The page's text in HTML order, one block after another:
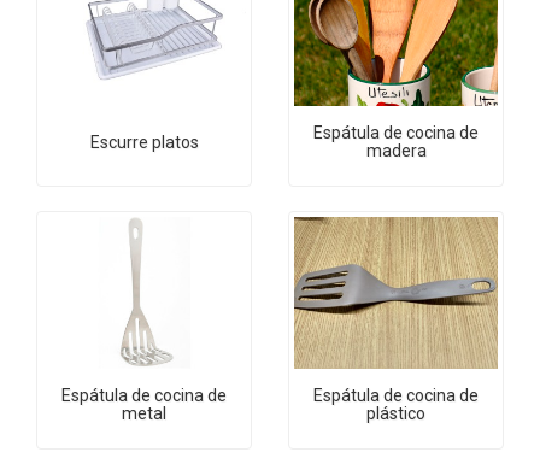
Escurre platos
Espátula de cocina de
madera
Espátula de cocina de
metal
Espátula de cocina de
plástico